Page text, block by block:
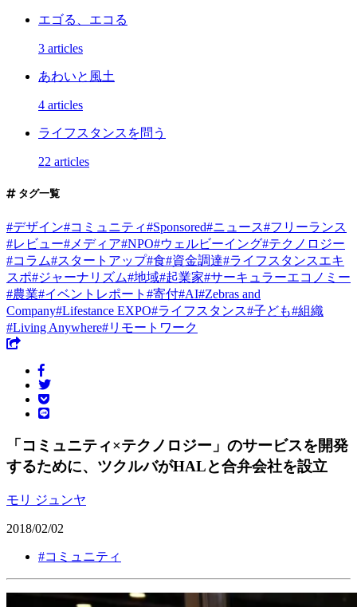
エゴる、エコる
3 articles
あわいと風土
4 articles
ライフスタンスを問う
22 articles
タグ一覧
#デザイン#コミュニティ#Sponsored#ニュース#フリーランス
#レビュー# メディア#NPO#ウェルビーイング#テクノロジー
#コラム#スタートアップ#食#資金調達#ライフスタンスエキ
スポ#ジャーナリズム#地域#起業家#サーキュラーエコノミー
#農業#イベントレポート #寄付#AI#Zebras and
Company#Lifestance EXPO#ライフスタンス#子ども#組織
#Living Anywhere#リモートワーク
「コミュニティ×テクノロジー」のサービスを開発
するために、ツクルバがHALと合弁会社を設立
モリ ジュンヤ
2018/02/02
#コミュニティ